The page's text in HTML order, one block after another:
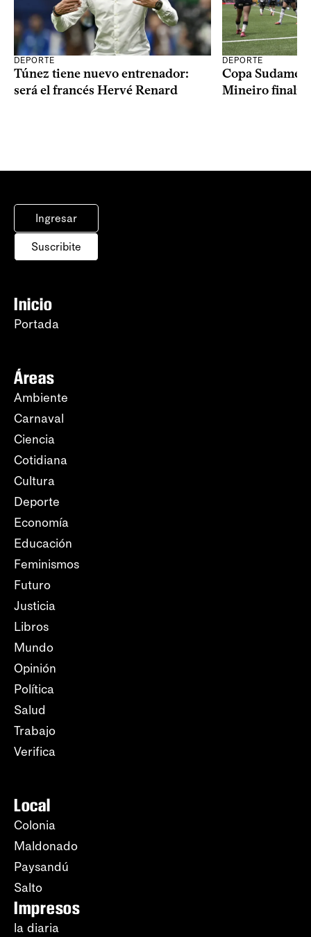
DEPORTE
Túnez tiene nuevo entrenador:
será el francés Hervé Renard
DEPORTE
Copa
Mineiro
Ingresar
Suscribite
Inicio
Portada
Áreas
Ambiente
Carnaval
Ciencia
Cotidiana
Cultura
Deporte
Economía
Educación
Feminismos
Futuro
Justicia
Libros
Mundo
Opinión
Política
Salud
Trabajo
Verifica
Local
Colonia
Maldonado
Paysandú
Salto
Impresos
la diaria